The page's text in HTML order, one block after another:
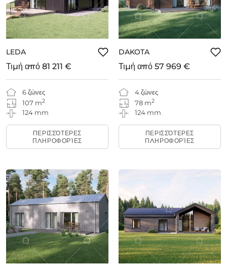
LEDA
6 ζώνες
107 m2
124 mm
Τιμή από 81 211 €
ΠΕΡΙΣΣΌΤΕΡΕΣ
ΠΛΗΡΟΦΟΡΊΕΣ
DAKOTA
4 ζώνες
78 m2
124 mm
Τιμή από 57 969 €
ΠΕΡΙΣΣΌΤΕΡΕΣ
ΠΛΗΡΟΦΟΡΊΕΣ